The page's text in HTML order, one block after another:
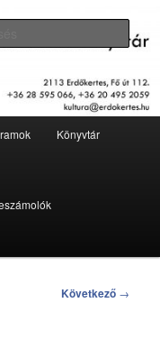
Könyvtár
Könyvtár
Következő →